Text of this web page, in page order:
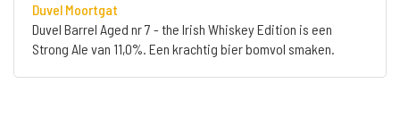
Duvel Moortgat
Duvel Barrel Aged nr 7 - the Irish Whiskey Edition is een
Strong Ale van 11,0%. Een krachtig bier bomvol smaken.